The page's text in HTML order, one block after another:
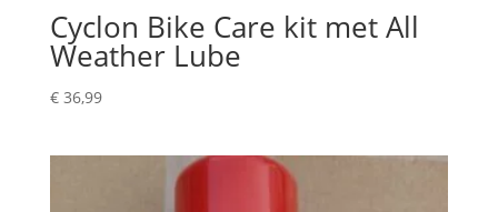
Cyclon Bike Care kit met All
Weather Lube
€36,99